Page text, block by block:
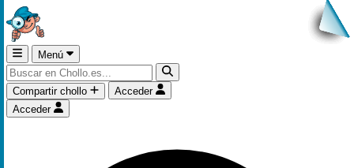
Menú
Compartir chollo
Acceder
Acceder